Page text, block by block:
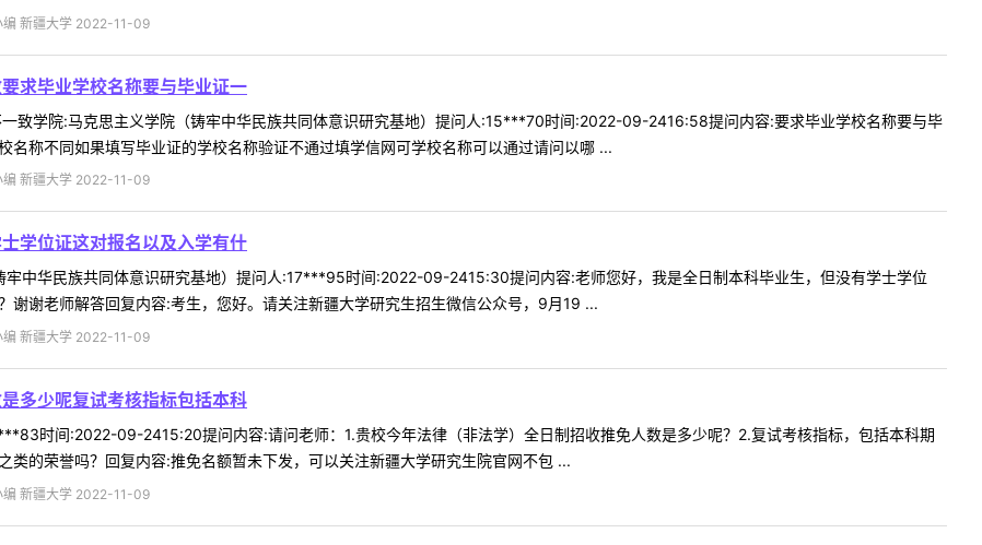
编 新疆大学 2022-11-09
求毕业学校名称要与毕业证一
致学院:马克思主义学院（铸牢中华民族共同体意识研究基地）提问人:15***70时间:2022-09-2416:58提问内容:要求毕业学校名称要与毕
名称不同如果填写毕业证的学校名称验证不通过填学信网可学校名称可以通过请问以哪 ...
编 新疆大学 2022-11-09
学位证这对报名以及入学有什
牢中华民族共同体意识研究基地）提问人:17***95时间:2022-09-2415:30提问内容:老师您好，我是全日制本科毕业生，但没有学士学位
谢谢老师解答回复内容:考生，您好。请关注新疆大学研究生招生微信公众号，9月19 ...
编 新疆大学 2022-11-09
多少呢复试考核指标包括本科
时间:2022-09-2415:20提问内容:请问老师：1.贵校今年法律（非法学）全日制招收推免人数是多少呢？2.复试考核指标，包括本科期
类的荣誉吗？回复内容:推免名额暂未下发，可以关注新疆大学研究生院官网不包 ...
编 新疆大学 2022-11-09